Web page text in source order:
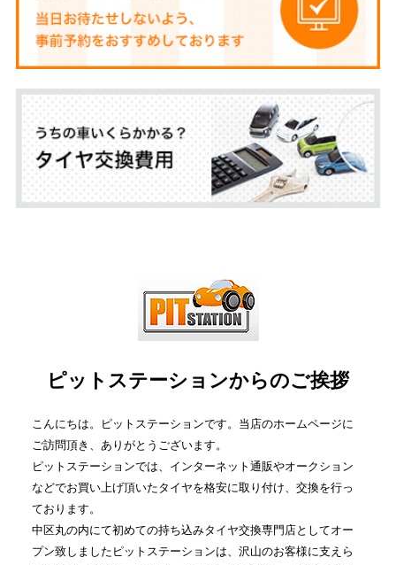
ピットステーションからのご挨拶
こんにちは。ピットステーションです。当店のホームページに
ご訪問頂き、ありがとうございます。
ピットステーションでは、インターネット通販やオークション
などでお買い上げ頂いたタイヤを格安に取り付け、交換を行っ
ております。
中区丸の内にて初めての持ち込みタイヤ交換専門店としてオー
プン致しましたピットステーションは、沢山のお客様に支えら